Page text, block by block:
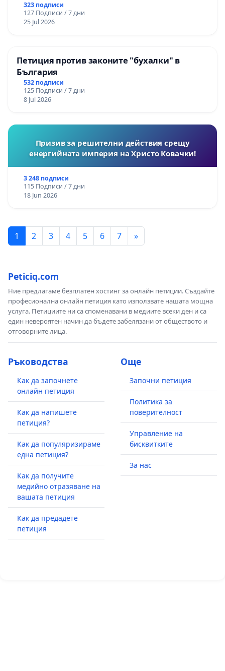
323 подписи
127 Подписи / 7 дни
25 Jul 2026
Петиция против законите "бухалки" в
България
532 подписи
125 Подписи / 7 дни
8 Jul 2026
Призив за решителни действия срещу
енергийната империя на Христо Ковачки!
3 248 подписи
115 Подписи / 7 дни
18 Jun 2026
1 2 3 4 5 6 7 »
Peticiq.com
Ние предлагаме безплатен хостинг за онлайн петиции. Създайте
професионална онлайн петиция като използвате нашата мощна
услуга. Петициите ни са споменавани в медиите всеки ден и са
един невероятен начин да бъдете забелязани от обществото и
отговорните лица.
Ръководства
Как да започнете
онлайн петиция
Как да напишете
петиция?
Как да популяризираме
една петиция?
Как да получите
медийно отразяване на
вашата петиция
Как да предадете
петиция
Още
Започни петиция
Политика за
поверителност
Управление на
бисквитките
За нас